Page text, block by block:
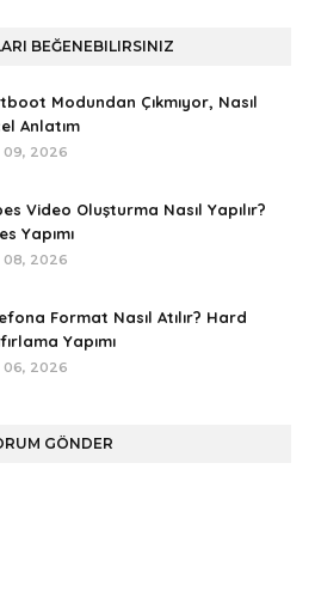
BEĞENEBILIRSINIZ
Modundan Çıkmıyor, Nasıl
Anlatım
09, 2026
Video Oluşturma Nasıl Yapılır?
Yapımı
08, 2026
Format Nasıl Atılır? Hard
Yapımı
06, 2026
GÖNDER